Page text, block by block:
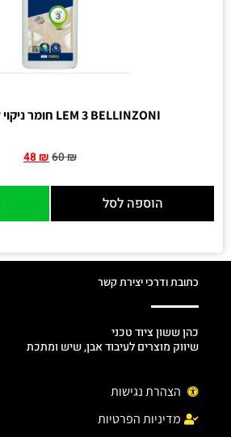
LEM 3 BELLINZONI חומר ניקוי לשיש וגרניט
60₪
48₪
הוספה לסל
כתובת ודרכי יצירת קשר
כהן ששון ציוד טכני
שיווק מוצרים לעיבוד אבן, שיש ומתכת
הצהרת נגישות
מדיניות הפרטיות